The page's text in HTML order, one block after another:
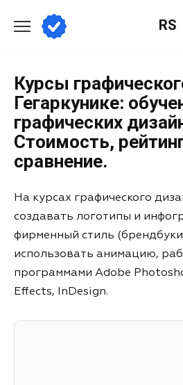
RS
Курсы
Гегаркунике:
графических
Стоимость,
сравнение.
На курсах графического
создавать логотипы и
фирменный стиль
использовать анимацию,
программами Adobe
Effects, InDesign.